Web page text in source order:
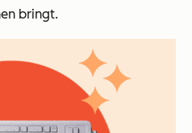
bringt.